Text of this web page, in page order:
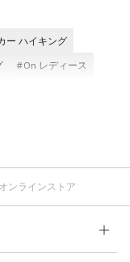
ー ハイキング
On レディース
ンラインストア